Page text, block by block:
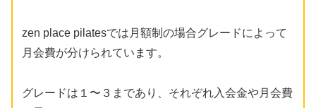
zen place pilatesでは月額制の場合グレードによって
月会費が分けられています。
グレードは１〜３まであり、それぞれ入会金や月会費